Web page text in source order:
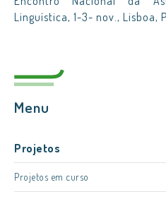
Linguística, 1-3- nov., Lisboa,
Menu
Projetos
Projetos em curso